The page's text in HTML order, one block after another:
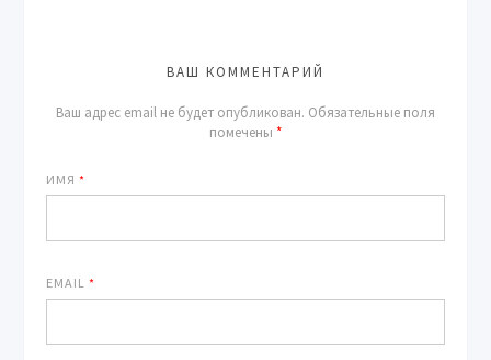
ВАШ КОММЕНТАРИЙ
Ваш адрес email не будет опубликован. Обязательные поля
помечены *
ИМЯ*
EMAIL*